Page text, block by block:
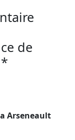
de
Arseneault